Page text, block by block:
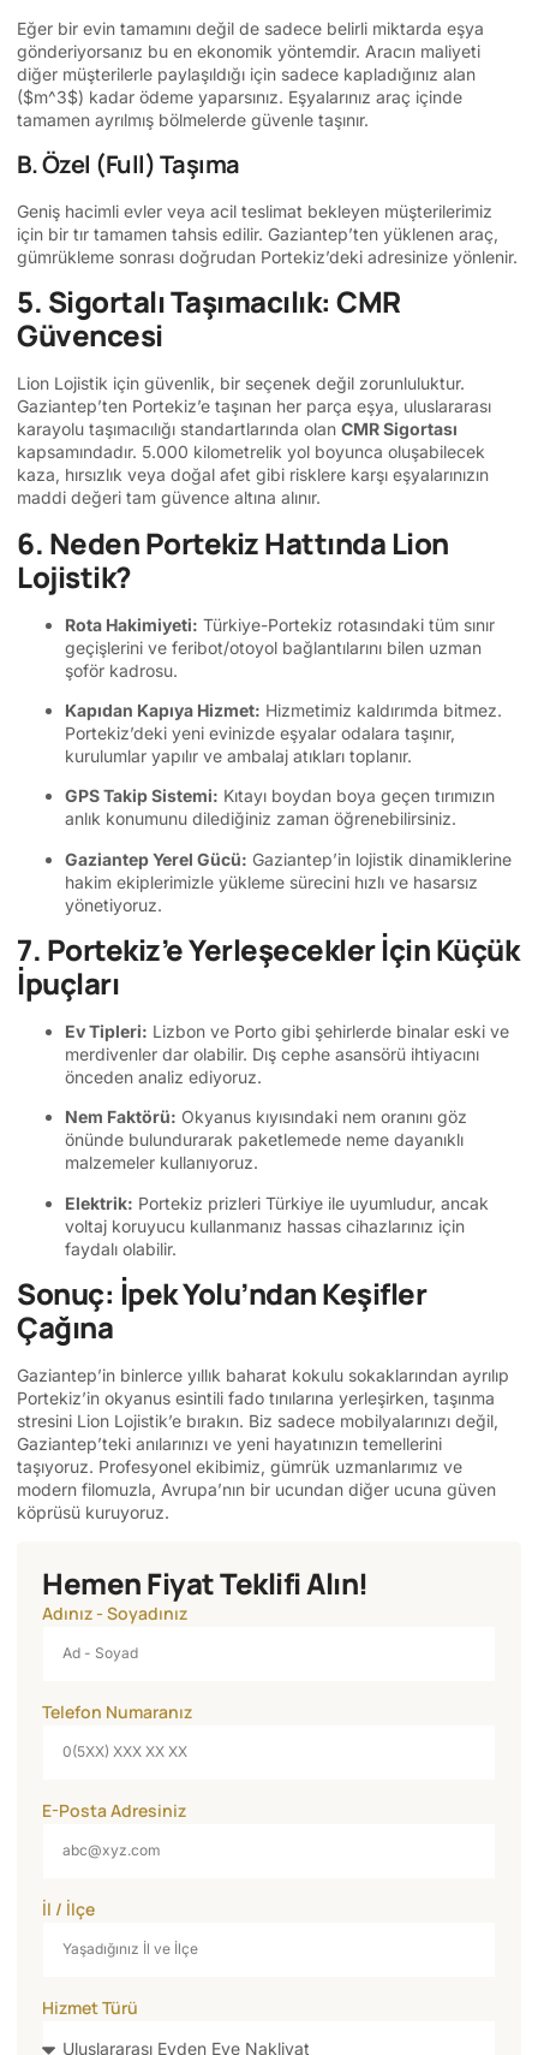
Eğer bir evin tamamını değil de sadece belirli miktarda eşya
gönderiyorsanız bu en ekonomik yöntemdir. Aracın maliyeti
diğer müşterilerle paylaşıldığı için sadece kapladığınız alan
($m^3$) kadar ödeme yaparsınız. Eşyalarınız araç içinde
tamamen ayrılmış bölmelerde güvenle taşınır.
B. Özel (Full) Taşıma
Geniş hacimli evler veya acil teslimat bekleyen müşterilerimiz
için bir tır tamamen tahsis edilir. Gaziantep’ten yüklenen araç,
gümrükleme sonrası doğrudan Portekiz’deki adresinize yönlenir.
5. Sigortalı Taşımacılık: CMR
Güvencesi
Lion Lojistik için güvenlik, bir seçenek değil zorunluluktur.
Gaziantep’ten Portekiz’e taşınan her parça eşya, uluslararası
karayolu taşımacılığı standartlarında olan CMR Sigortası
kapsamındadır. 5.000 kilometrelik yol boyunca oluşabilecek
kaza, hırsızlık veya doğal afet gibi risklere karşı eşyalarınızın
maddi değeri tam güvence altına alınır.
6. Neden Portekiz Hattında Lion
Lojistik?
Rota Hakimiyeti: Türkiye-Portekiz rotasındaki tüm sınır
geçişlerini ve feribot/otoyol bağlantılarını bilen uzman
şoför kadrosu.
Kapıdan Kapıya Hizmet: Hizmetimiz kaldırımda bitmez.
Portekiz’deki yeni evinizde eşyalar odalara taşınır,
kurulumlar yapılır ve ambalaj atıkları toplanır.
GPS Takip Sistemi: Kıtayı boydan boya geçen tırımızın
anlık konumunu dilediğiniz zaman öğrenebilirsiniz.
Gaziantep Yerel Gücü: Gaziantep’in lojistik dinamiklerine
hakim ekiplerimizle yükleme sürecini hızlı ve hasarsız
yönetiyoruz.
7. Portekiz’e Yerleşecekler İçin Küçük
İpuçları
Ev Tipleri: Lizbon ve Porto gibi şehirlerde binalar eski ve
merdivenler dar olabilir. Dış cephe asansörü ihtiyacını
önceden analiz ediyoruz.
Nem Faktörü: Okyanus kıyısındaki nem oranını göz
önünde bulundurarak paketlemede neme dayanıklı
malzemeler kullanıyoruz.
Elektrik: Portekiz prizleri Türkiye ile uyumludur, ancak
voltaj koruyucu kullanmanız hassas cihazlarınız için
faydalı olabilir.
Sonuç: İpek Yolu’ndan Keşifler
Çağına
Gaziantep’in binlerce yıllık baharat kokulu sokaklarından ayrılıp
Portekiz’in okyanus esintili fado tınılarına yerleşirken, taşınma
stresini Lion Lojistik’e bırakın. Biz sadece mobilyalarınızı değil,
Gaziantep’teki anılarınızı ve yeni hayatınızın temellerini
taşıyoruz. Profesyonel ekibimiz, gümrük uzmanlarımız ve
modern filomuzla, Avrupa’nın bir ucundan diğer ucuna güven
köprüsü kuruyoruz.
Hemen Fiyat Teklifi Alın!
Adınız - Soyadınız
Telefon Numaranız
E-Posta Adresiniz
İl / İlçe
Hizmet Türü